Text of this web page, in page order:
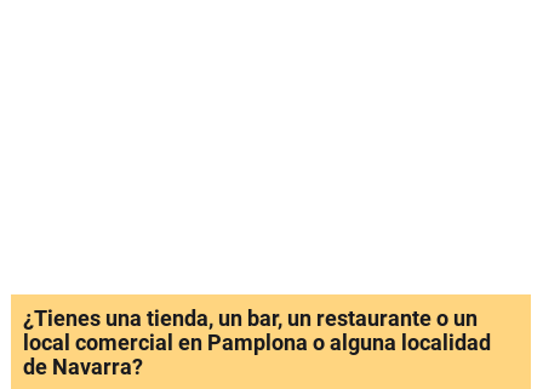
¿Tienes una tienda, un bar, un restaurante o un
local comercial en Pamplona o alguna localidad
de Navarra?